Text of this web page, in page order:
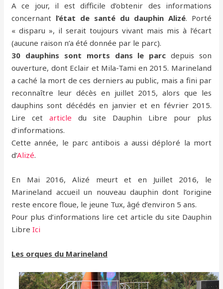
A ce jour, il est difficile d’obtenir des informations
concernant l’état de santé du dauphin Alizé. Porté
« disparu », il serait toujours vivant mais mis à l’écart
(aucune raison n’a été donnée par le parc).
30 dauphins sont morts dans le parc depuis son
ouverture, dont Eclair et Mila-Tami en 2015. Marineland
a caché la mort de ces derniers au public, mais a fini par
reconnaître leur décès en juillet 2015, alors que les
dauphins sont décédés en janvier et en février 2015.
Lire cetarticle du site Dauphin Libre pour plus
d’informations.
Cette année, le parc antibois a aussi déploré la mort
d’Alizé.
En Mai 2016, Alizé meurt et en Juillet 2016, le
Marineland accueil un nouveau dauphin dont l’origine
reste encore floue, le jeune Tux, âgé d’environ 5 ans.
Pour plus d’informations lire cet article du site Dauphin
LibreIci
Les orques du Marineland